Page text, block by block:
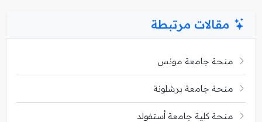
مقالات مرتبطة
منحة جامعة مونس
منحة جامعة برشلونة
منحة كلية جامعة أستفولد